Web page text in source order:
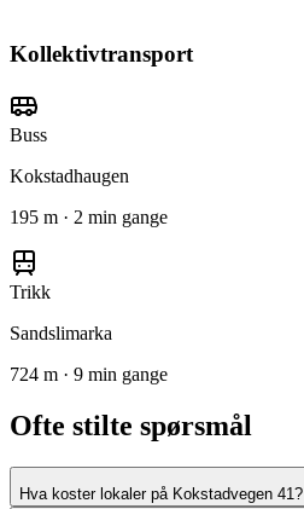
Kollektivtransport
Buss
Kokstadhaugen
195 m · 2 min gange
Trikk
Sandslimarka
724 m · 9 min gange
Ofte stilte spørsmål
Hva koster lokaler på Kokstadvegen 41?